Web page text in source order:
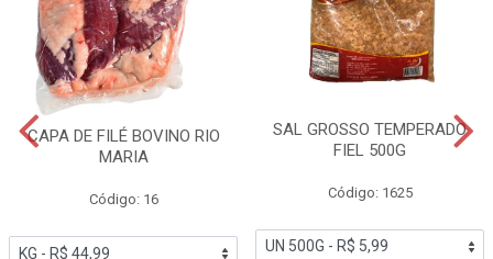
CAPA DE FILÉ BOVINO RIO
MARIA
Código: 16
SAL GROSSO TEMPERADO
FIEL 500G
Código: 1625